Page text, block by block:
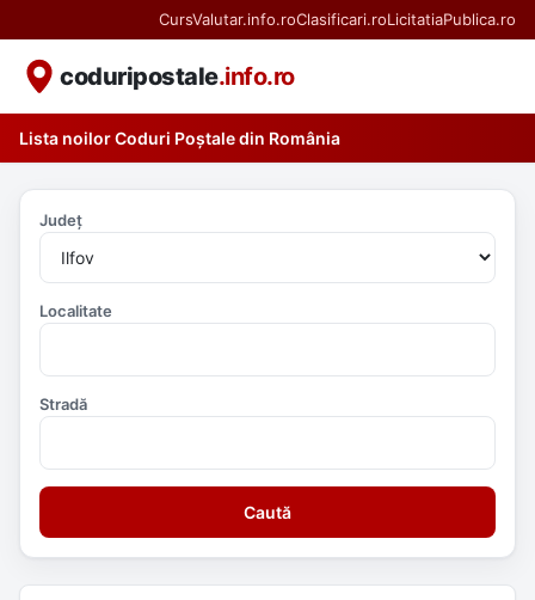
CursValutar.info.roClasificari.roLicitatiaPublica.ro
coduripostale.info.ro
Lista noilor Coduri Poștale din România
Județ
Localitate
Stradă
Caută